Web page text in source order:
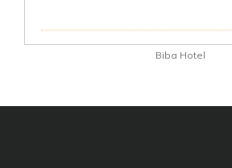
Biba Hotel